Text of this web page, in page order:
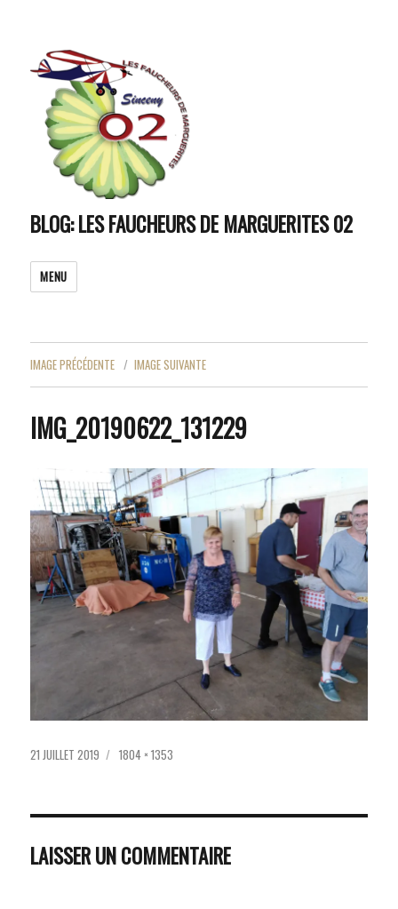
BLOG: LES FAUCHEURS DE MARGUERITES 02
MENU
IMAGE PRÉCÉDENTE IMAGE SUIVANTE
IMG_20190622_131229
PUBLIÉ
21 JUILLET 2019
TAILLE
1804 × 1353
LAISSER UN COMMENTAIRE